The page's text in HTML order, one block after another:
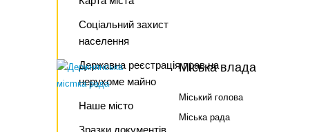
Соціальний захист
населення
Державна реєстрація прав на
нерухоме майно
Наше місто
Зразки документів
Міська влада
Міський голова
Міська рада